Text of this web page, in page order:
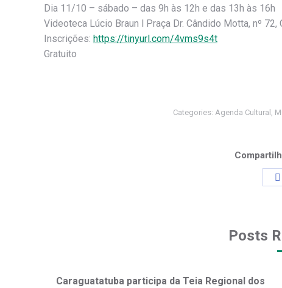
Dia 11/10 – sábado – das 9h às 12h e das 13h às 16h
Videoteca Lúcio Braun l Praça Dr. Cândido Motta, nº 72,
Inscrições: https://tinyurl.com/4vms9s4t
Gratuito
Categories: Agenda Cultural ,
Posts
Caraguatatuba participa da Teia Regional dos